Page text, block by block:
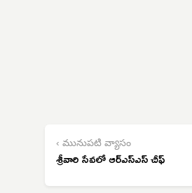
‹ మునుపటి వ్యాసం
శ్రీవారి సేవలో ఆర్ఎస్ఎస్ చీఫ్